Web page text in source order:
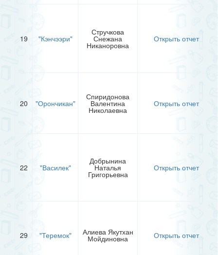
19 "Кэнчээри"
Стручкова
Снежана
Никаноровна
Открыть отчет
20 "Орончикан"
Спиридонова
Валентина
Николаевна
Открыть отчет
22 "Василек"
Добрынина
Наталья
Григорьевна
Открыть отчет
29 "Теремок" Алиева Якутхан
Мойдиновна Открыть отчет